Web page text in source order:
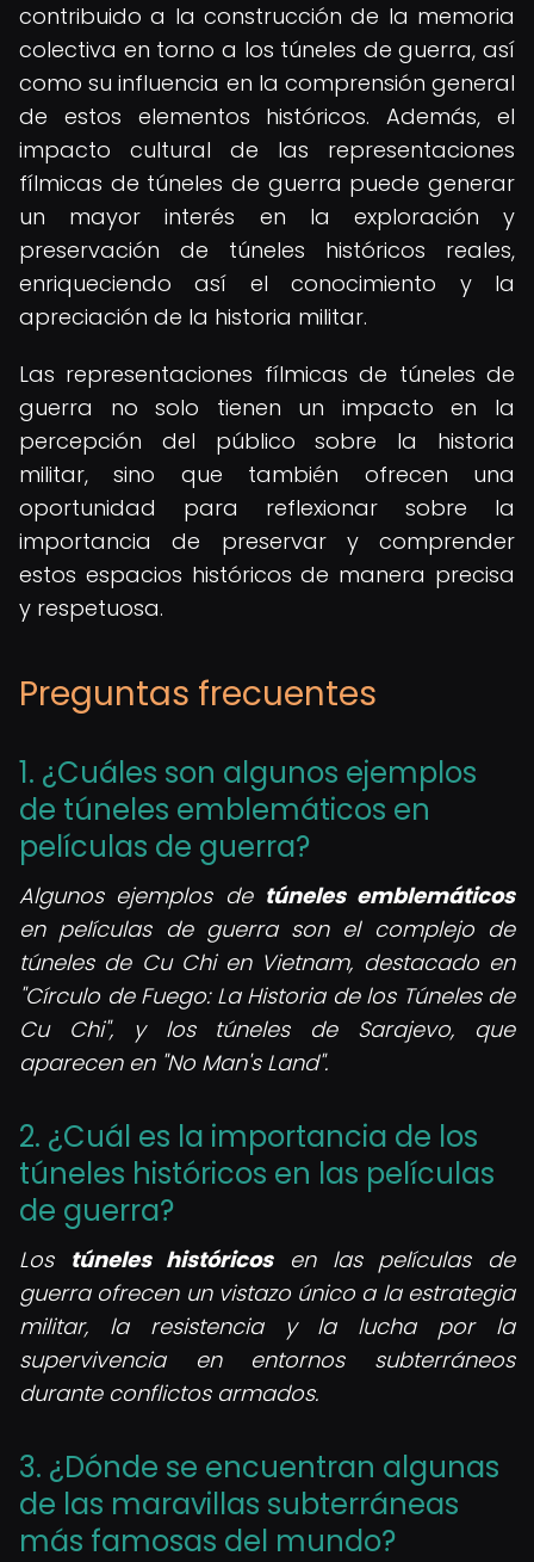
contribuido a la construcción de la memoria
colectiva en torno a los túneles de guerra, así
como su influencia en la comprensión general
de estos elementos históricos. Además, el
impacto cultural de las representaciones
fílmicas de túneles de guerra puede generar
un mayor interés en la exploración y
preservación de túneles históricos reales,
enriqueciendo así el conocimiento y la
apreciación de la historia militar.
Las representaciones fílmicas de túneles de
guerra no solo tienen un impacto en la
percepción del público sobre la historia
militar, sino que también ofrecen una
oportunidad para reflexionar sobre la
importancia de preservar y comprender
estos espacios históricos de manera precisa
y respetuosa.
Preguntas frecuentes
1. ¿Cuáles son algunos ejemplos
de túneles emblemáticos en
películas de guerra?
Algunos ejemplos de túneles emblemáticos
en películas de guerra son el complejo de
túneles de Cu Chi en Vietnam, destacado en
"Círculo de Fuego: La Historia de los Túneles de
Cu Chi", y los túneles de Sarajevo, que
aparecen en "No Man's Land".
2. ¿Cuál es la importancia de los
túneles históricos en las películas
de guerra?
Los túneles históricosen las películas de
guerra ofrecen un vistazo único a la estrategia
militar, la resistencia y la lucha por la
supervivencia en entornos subterráneos
durante conflictos armados.
3. ¿Dónde se encuentran algunas
de las maravillas subterráneas
más famosas del mundo?